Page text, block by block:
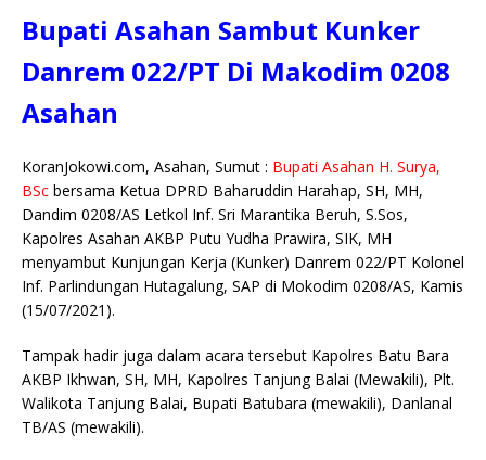
c
e
b
o
k
it
te
r
ai
l
at
s
p
p
y
k
k
a
e y
p
ss
e
e
r
Bupati Asahan Sambut Kunker
Danrem 022/PT Di Makodim 0208
Asahan
KoranJokowi.com, Asahan, Sumut : Bupati Asahan H. Surya,
BSc bersama Ketua DPRD Baharuddin Harahap, SH, MH,
Dandim 0208/AS Letkol Inf. Sri Marantika Beruh, S.Sos,
Kapolres Asahan AKBP Putu Yudha Prawira, SIK, MH
menyambut Kunjungan Kerja (Kunker) Danrem 022/PT Kolonel
Inf. Parlindungan Hutagalung, SAP di Mokodim 0208/AS, Kamis
(15/07/2021).
Tampak hadir juga dalam acara tersebut Kapolres Batu Bara
AKBP Ikhwan, SH, MH, Kapolres Tanjung Balai (Mewakili), Plt.
Walikota Tanjung Balai, Bupati Batubara (mewakili), Danlanal
TB/AS (mewakili).